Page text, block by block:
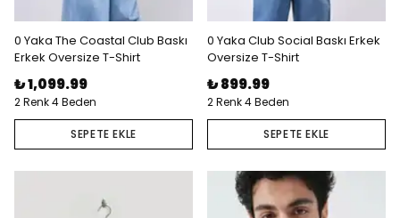
0 Yaka The Coastal Club Baskı
Erkek Oversize T-Shirt
₺ 1,099.99
2 Renk 4 Beden
SEPETE EKLE
0 Yaka Club Social Baskı Erkek
Oversize T-Shirt
₺ 899.99
2 Renk 4 Beden
SEPETE EKLE